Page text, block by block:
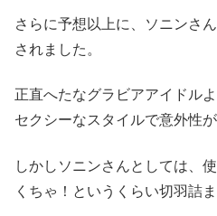
さらに予想以上に、ソニンさ
されました。
正直へたなグラビアアイドル
セクシーなスタイルで意外性が
しかしソニンさんとしては、
くちゃ！というくらい切羽詰ま